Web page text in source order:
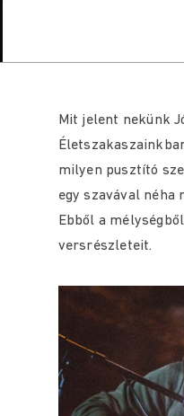
Mit jelent nekünk
milyen pusztító
egy szavával
Ebből a
versrészleteit.